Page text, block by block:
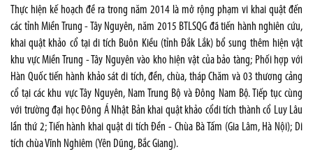
Thực hiện kế hoạch đề ra trong năm 2014 là mở rộng phạm vi khai quật đến
các tỉnh Miền Trung - Tây Nguyên, năm 2015 BTLSQG đã tiến hành nghiên cứu,
khai quật khảo cổ tại di tích Buôn Kiều (tỉnh Đắk Lắk) bổ sung thêm hiện vật
khu vực Miền Trung - Tây Nguyên vào kho hiện vật của bảo tàng; Phối hợp với
Hàn Quốc tiến hành khảo sát di tích, đền, chùa, tháp Chăm và 03 thương cảng
cổ tại các khu vực Tây Nguyên, Nam Trung Bộ và Đông Nam Bộ. Tiếp tục cùng
với trường đại học Đông Á Nhật Bản khai quật khảo cổdi tích thành cổ Luy Lâu
lần thứ 2; Tiến hành khai quật di tích Đền - Chùa Bà Tấm (Gia Lâm, Hà Nội); Di
tích chùa Vĩnh Nghiêm (Yên Dũng, Bắc Giang).